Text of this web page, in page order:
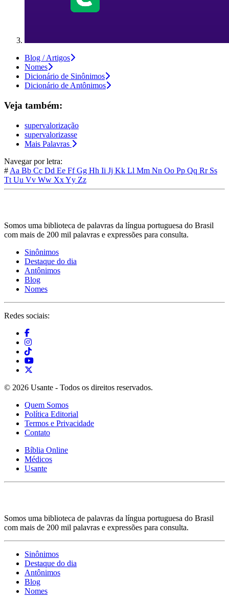
Blog / Artigos
Nomes
Dicionário de Sinônimos
Dicionário de Antônimos
Veja também:
supervalorização
supervalorizasse
Mais Palavras
Navegar por letra:
# Aa Bb Cc Dd Ee FfGg Hh Ii Jj Kk Ll Mm Nn Oo Pp Qq Rr Ss
Tt Uu Vv Ww XxYy Zz
Somos uma biblioteca de palavras da língua portuguesa do Brasil
com mais de 200 mil palavras e expressões para consulta.
Sinônimos
Destaque do dia
Antônimos
Blog
Nomes
Redes sociais:
© 2026 Usante - Todos os direitos reservados.
Quem Somos
Política Editorial
Termos e Privacidade
Contato
Bíblia Online
Médicos
Usante
Somos uma biblioteca de palavras da língua portuguesa do Brasil
com mais de 200 mil palavras e expressões para consulta.
Sinônimos
Destaque do dia
Antônimos
Blog
Nomes